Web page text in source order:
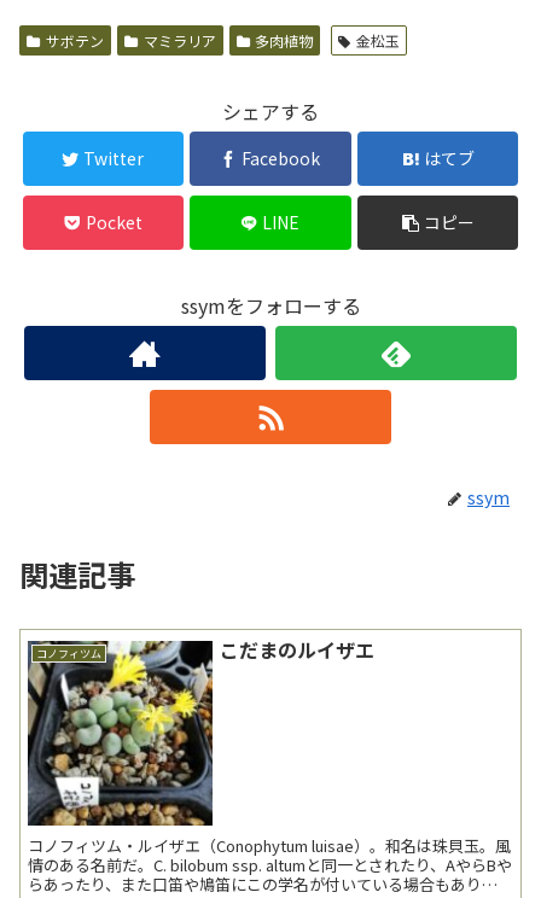
サボテン マミラリア 多肉植物 金松玉
シェアする
Twitter Facebook はてブ
Pocket LINE コピー
ssymをフォローする
ssym
関連記事
コノフィツム こだまのルイザエ
コノフィツム・ルイザエ（Conophytum luisae）。和名は珠貝玉。風
情のある名前だ。C. bilobum ssp. altumと同一とされたり、AやらBや
らあったり、また口笛や鳩笛にこの学名が付いている場合もありよ